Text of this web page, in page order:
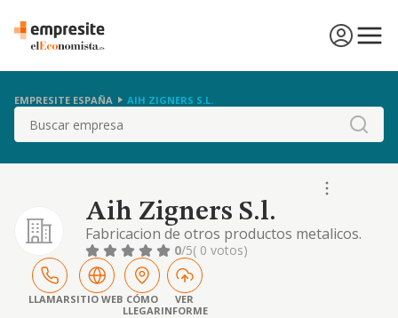
EMPRESITE ESPAÑA AIH ZIGNERS S.L.
Buscar
Aih Zigners S.l.
Fabricacion de otros productos metalicos.
instalacion de maquinas y equipos
industriales. mecanica en general.
tratamiento de los metales. piezas
estampadas o troqueladas
0/5( 0 votos)
LLAMARSITIO WEB CÓMO
LLEGAR
VER
INFORME